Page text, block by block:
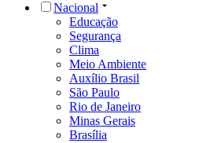
Nacional
Educação
Segurança
Clima
Meio Ambiente
Auxílio Brasil
São Paulo
Rio de Janeiro
Minas Gerais
Brasília